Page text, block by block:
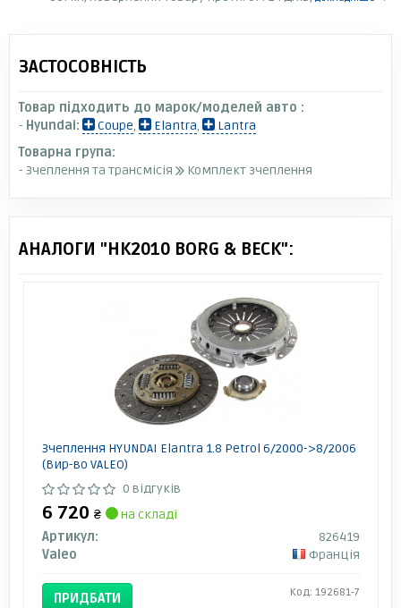
ЗАСТОСОВНІСТЬ
Товар підходить до марок/моделей авто :
- Hyundai: Coupe, Elantra,
Lantra
Товарна група:
- Зчеплення та трансмісія
Комплект зчеплення
АНАЛОГИ "HK2010 BORG & BECK":
Зчеплення HYUNDAI Elantra 1.8 Petrol 6/2000->8/2006
(Вир-во VALEO)
0 відгуків
6 720 ₴
на складі
Артикул:
826419
Valeo
Франція
ПРИДБАТИ Код: 192681-7